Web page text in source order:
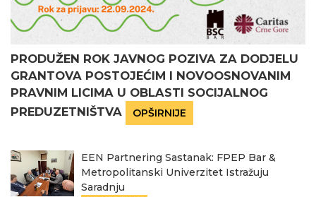
PRODUŽEN ROK JAVNOG POZIVA ZA DODJELU
GRANTOVA POSTOJEĆIM I NOVOOSNOVANIM
PRAVNIM LICIMA U OBLASTI SOCIJALNOG
PREDUZETNIŠTVA
OPŠIRNIJE
EEN Partnering Sastanak: FPEP Bar &
Metropolitanski Univerzitet Istražuju
Saradnju